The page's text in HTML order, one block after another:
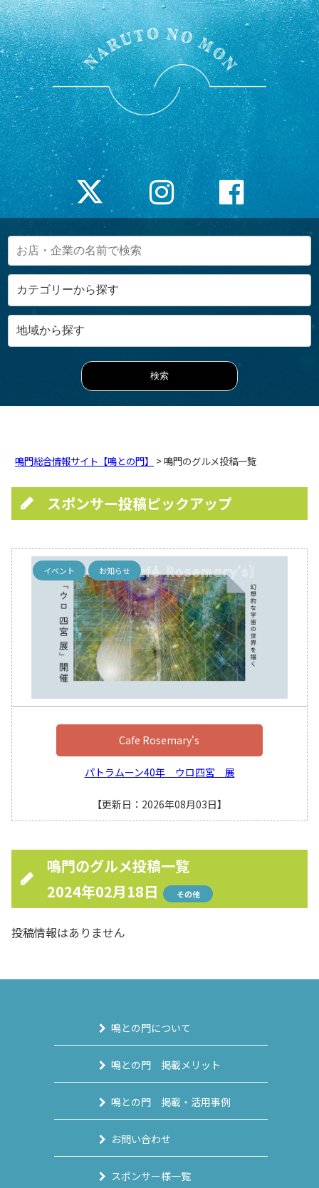
鳴門総合情報サイト【鳴との門】 > 鳴門のグルメ投稿一覧
スポンサー投稿ピックアップ
イベント お知らせ
Cafe Rosemary's
パトラムーン40年 ウロ四宮 展
【更新日：2026年08月03日】
鳴門のグルメ投稿一覧
2024年02月18日
その他
投稿情報はありません
鳴との門について
鳴との門 掲載メリット
鳴との門 掲載・活用事例
お問い合わせ
スポンサー様一覧